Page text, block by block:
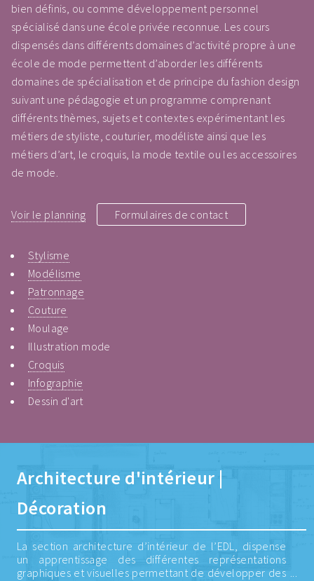
bien définis, ou comme développement personnel
spécialisé dans une école privée reconnue. Les cours
dispensés dans différents domaines d’activité propre à une
école de mode permettent d’aborder les différents
domaines de spécialisation et de principe du fashion design
suivant une pédagogie et un programme comprenant
différents thèmes, sujets et contextes expérimentant les
métiers de styliste, couturier, modéliste ainsi que les
métiers d’art, le croquis, la mode textile ou les accessoires
de mode.
Voir le planning Formulaires de contact
Stylisme
Modélisme
Patronnage
Couture
Moulage
Illustration mode
Croquis
Infographie
Dessin d'art
Architecture d'intérieur |
Décoration
La section architecture d’intérieur de l’EDL, dispense
un apprentissage des différentes représentations
graphiques et visuelles permettant de développer des